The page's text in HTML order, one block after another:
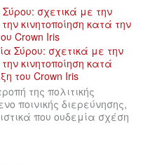
σχετικά με την
κινητοποίηση κατά την
Crown Iris
της πολιτικής
ποινικής διερεύνησης,
που ουδεμία σχέση